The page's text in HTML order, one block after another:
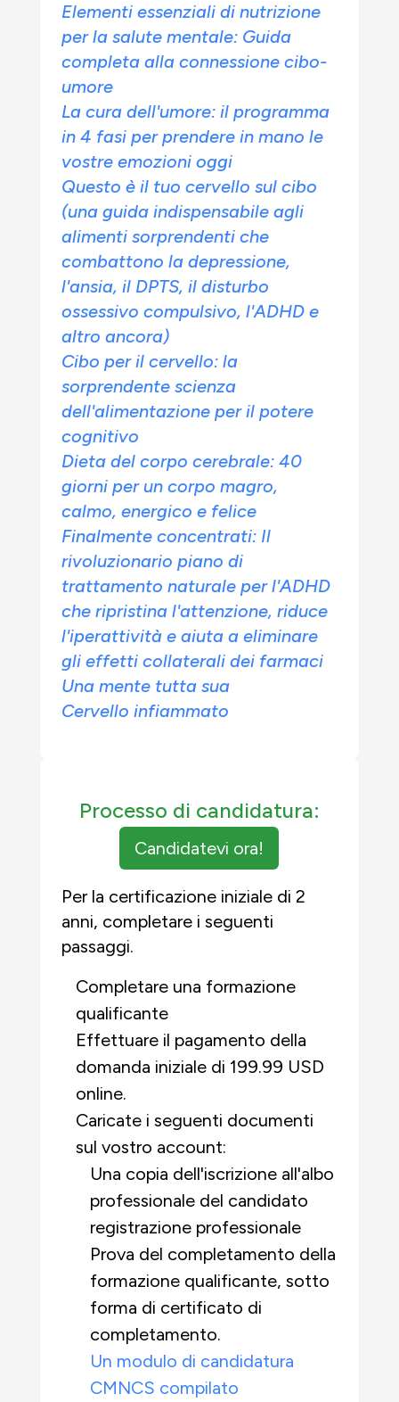
Elementi essenziali di nutrizione
per la salute mentale: Guida
completa alla connessione cibo-
umore
La cura dell'umore: il programma
in 4 fasi per prendere in mano le
vostre emozioni oggi
Questo è il tuo cervello sul cibo
(una guida indispensabile agli
alimenti sorprendenti che
combattono la depressione,
l'ansia, il DPTS, il disturbo
ossessivo compulsivo, l'ADHD e
altro ancora)
Cibo per il cervello: la
sorprendente scienza
dell'alimentazione per il potere
cognitivo
Dieta del corpo cerebrale: 40
giorni per un corpo magro,
calmo, energico e felice
Finalmente concentrati: Il
rivoluzionario piano di
trattamento naturale per l'ADHD
che ripristina l'attenzione, riduce
l'iperattività e aiuta a eliminare
gli effetti collaterali dei farmaci
Una mente tutta sua
Cervello infiammato
Processo di candidatura:
Candidatevi ora!
Per la certificazione iniziale di 2
anni, completare i seguenti
passaggi.
Completare una formazione
qualificante
Effettuare il pagamento della
domanda iniziale di 199.99 USD
online.
Caricate i seguenti documenti
sul vostro account:
Una copia dell'iscrizione all'albo
professionale del candidato
registrazione professionale
Prova del completamento della
formazione qualificante, sotto
forma di certificato di
completamento.
Un modulo di candidatura
CMNCS compilato